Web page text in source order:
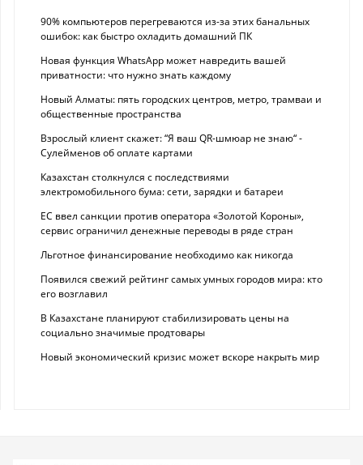
90% компьютеров перегреваются из-за этих банальных
ошибок: как быстро охладить домашний ПК
Новая функция WhatsApp может навредить вашей
приватности: что нужно знать каждому
Новый Алматы: пять городских центров, метро, трамваи и
общественные пространства
Взрослый клиент скажет: “Я ваш QR-шмюар не знаю“ -
Сулейменов об оплате картами
Казахстан столкнулся с последствиями
электромобильного бума: сети, зарядки и батареи
ЕС ввел санкции против оператора «Золотой Короны»,
сервис ограничил денежные переводы в ряде стран
Льготное финансирование необходимо как никогда
Появился свежий рейтинг самых умных городов мира: кто
его возглавил
В Казахстане планируют стабилизировать цены на
социально значимые продтовары
Новый экономический кризис может вскоре накрыть мир